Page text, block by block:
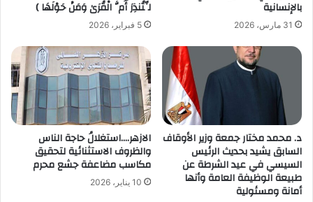
بالإنسانية
31 مارس، 2026
لِّتُنذِرَ أُمَّ الْقُرَىٰ وَمَنْ حَوْلَهَا )
5 فبراير، 2026
د. محمد مختار جمعة وزير الأوقاف
السابق يشيد بحديث الرئيس
السيسي في عيد الشرطة عن
طبيعة الوظيفة العامة وأنها
أمانة ومسئولية
الازهر….استغلالُ حاجة الناس
والظروف الاستثنائية لتحقيق
مكاسب مضاعفة جشع محرم
10 يناير، 2026